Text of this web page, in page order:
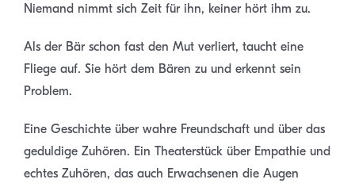
Niemand nimmt sich Zeit für ihn, keiner hört ihm zu.
Als der Bär schon fast den Mut verliert, taucht eine
Fliege auf. Sie hört dem Bären zu und erkennt sein
Problem.
Eine Geschichte über wahre Freundschaft und über das
geduldige Zuhören. Ein Theaterstück über Empathie und
echtes Zuhören, das auch Erwachsenen die Augen